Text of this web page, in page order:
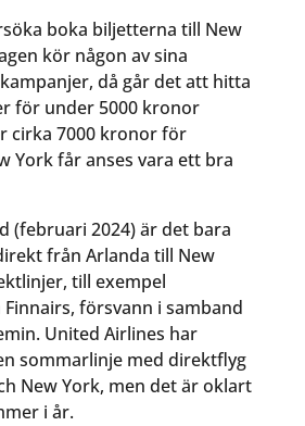
boka biljetterna till New
kör någon av sina
då går det att hitta
för under 5000 kronor
cirka 7000 kronor för
York får anses vara ett bra
(februari 2024) är det bara
från Arlanda till New
till exempel
försvann i samband
United Airlines har
sommarlinje med direktflyg
New York, men det är oklart
i år.